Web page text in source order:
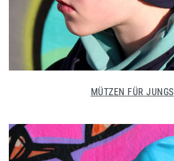
MÜTZEN FÜR JUNGS